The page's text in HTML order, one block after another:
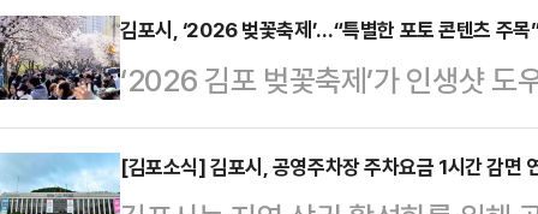
김포시, ‘2026 벚꽃축제’…“특별한 포토 콘텐츠 주목
‘2026 김포 벚꽃축제’가 인생샷 도
받는 봄의 축제로 거듭났다.김포시
‘2026 김포 벚꽃축제’를 개최했다
[김포소식] 김포시, 공영주차장 주차요금 1시간 감면